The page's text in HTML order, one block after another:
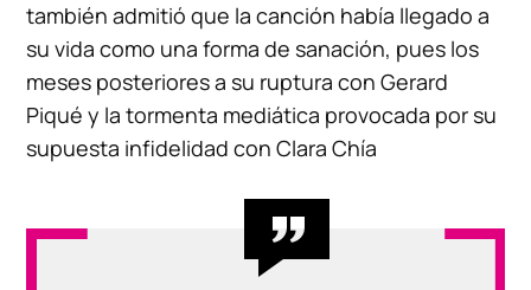
también admitió que la canción había llegado a
su vida como una forma de sanación, pues los
meses posteriores a su ruptura con Gerard
Piqué y la tormenta mediática provocada por su
supuesta infidelidad con Clara Chía